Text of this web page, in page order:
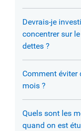
Devrais-je
concentrer sur
dettes ?
Comment éviter
mois ?
Quels sont les
quand on est